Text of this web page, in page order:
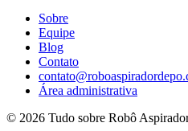
Sobre
Equipe
Blog
Contato
Área administrativa
© 2026 Tudo sobre Robô Aspirador